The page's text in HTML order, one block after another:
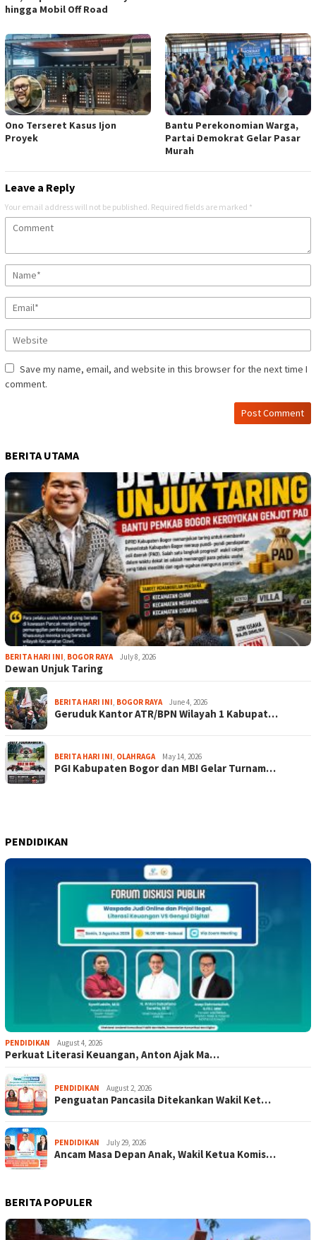
hingga Mobil Off Road
Ono Terseret Kasus Ijon
Proyek
Bantu Perekonomian Warga,
Partai Demokrat Gelar Pasar
Murah
Leave a Reply
Your email address will not be published. Required fields are marked *
Save my name, email, and website in this browser for the next time I
comment.
BERITA UTAMA
BERITA HARI INI BOGOR RAYA July 8, 2026
Dewan Unjuk Taring
BERITA HARI INI BOGOR RAYA June 4, 2026
Geruduk Kantor ATR/BPN Wilayah 1 Kabupat…
BERITA HARI INI OLAHRAGA May 14, 2026
PGI Kabupaten Bogor dan MBI Gelar Turnam…
PENDIDIKAN
PENDIDIKAN August 4, 2026
Perkuat Literasi Keuangan, Anton Ajak Ma…
PENDIDIKAN August 2, 2026
Penguatan Pancasila Ditekankan Wakil Ket…
PENDIDIKAN July 29, 2026
Ancam Masa Depan Anak, Wakil Ketua Komis…
BERITA POPULER